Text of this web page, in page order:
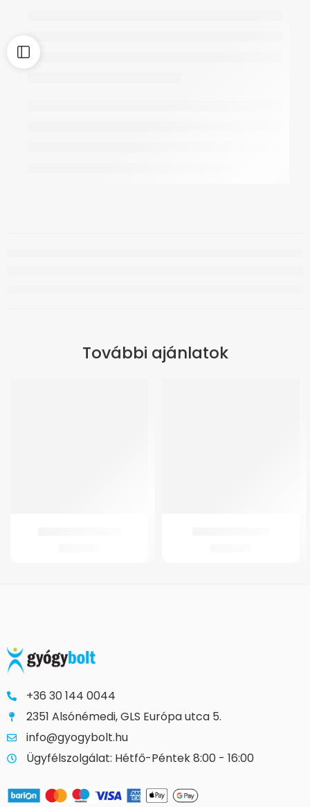
További ajánlatok
+36 30 144 0044
2351 Alsónémedi, GLS Európa utca 5.
info@gyogybolt.hu
Ügyfélszolgálat: Hétfő-Péntek 8:00 - 16:00